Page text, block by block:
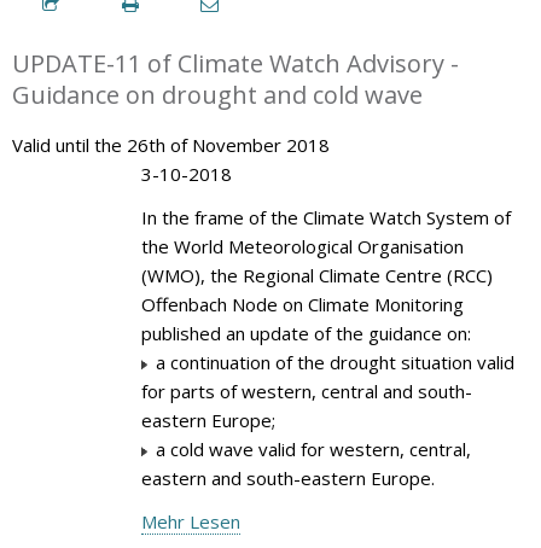
UPDATE-11 of Climate Watch Advisory -
Guidance on drought and cold wave
Valid until the 26th of November 2018
3-10-2018
In the frame of the Climate Watch System of
the World Meteorological Organisation
(WMO), the Regional Climate Centre (RCC)
Offenbach Node on Climate Monitoring
published an update of the guidance on:
a continuation of the drought situation valid
for parts of western, central and south-
eastern Europe;
a cold wave valid for western, central,
eastern and south-eastern Europe.
Mehr Lesen